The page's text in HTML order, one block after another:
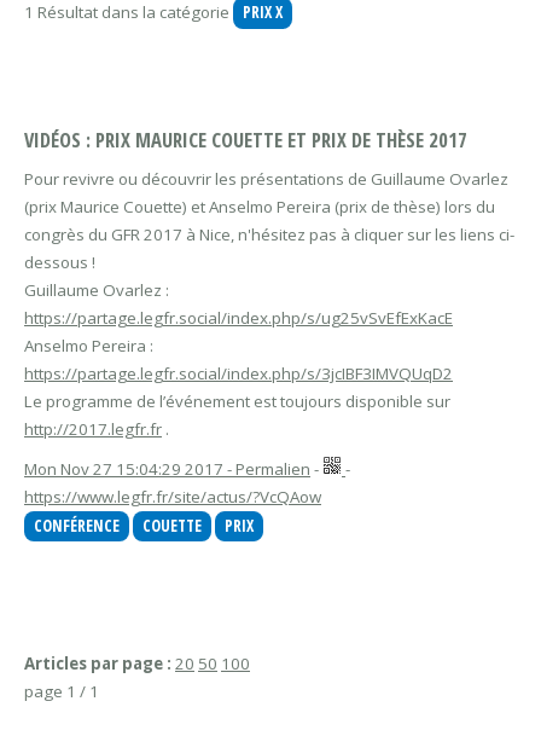
1 Résultat dans la catégorie PRIXX
VIDÉOS : PRIX MAURICE COUETTE ET PRIX DE THÈSE 2017
Pour revivre ou découvrir les présentations de Guillaume Ovarlez
(prix Maurice Couette) et Anselmo Pereira (prix de thèse) lors du
congrès du GFR 2017 à Nice, n'hésitez pas à cliquer sur les liens ci-
dessous !
Guillaume Ovarlez :
https://partage.legfr.social/index.php/s/ug25vSvEfExKacE
Anselmo Pereira :
https://partage.legfr.social/index.php/s/3jcIBF3IMVQUqD2
Le programme de l’événement est toujours disponible sur
http://2017.legfr.fr .
Mon Nov 27 15:04:29 2017 - Permalien -
-
https://www.legfr.fr/site/actus/?VcQAow
CONFÉRENCE
COUETTE PRIX
Articles par page : 20 50 100
page 1 / 1